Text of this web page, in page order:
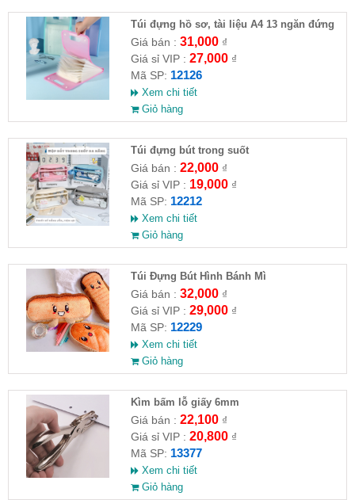
Túi đựng hồ sơ, tài liệu A4 13 ngăn đứng
Giá bán : 31,000₫
Giá sỉ VIP : 27,000₫
Mã SP: 12126
Xem chi tiết
Giỏ hàng
Túi đựng bút trong suốt
Giá bán : 22,000₫
Giá sỉ VIP : 19,000₫
Mã SP: 12212
Xem chi tiết
Giỏ hàng
Túi Đựng Bút Hình Bánh Mì
Giá bán : 32,000₫
Giá sỉ VIP : 29,000₫
Mã SP: 12229
Xem chi tiết
Giỏ hàng
Kìm bấm lỗ giấy 6mm
Giá bán : 22,100₫
Giá sỉ VIP : 20,800₫
Mã SP: 13377
Xem chi tiết
Giỏ hàng